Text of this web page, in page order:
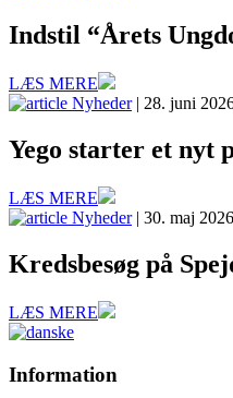
Indstil “Årets
LÆS MERE
Nyheder| 28. juni
Yego starter et nyt
LÆS MERE
Nyheder| 30. maj 2026
Kredsbesøg på
LÆS MERE
Information